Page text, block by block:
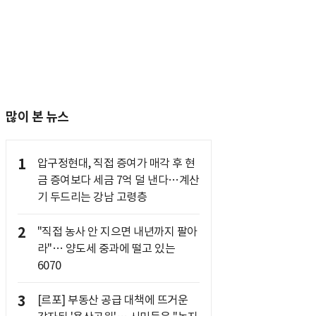
많이 본 뉴스
1
압구정현대, 직접 증여가 매각 후 현
금 증여보다 세금 7억 덜 낸다…계산
기 두드리는 강남 고령층
2
"직접 농사 안 지으면 내년까지 팔아
라"… 양도세 중과에 떨고 있는
6070
3
[르포] 부동산 공급 대책에 뜨거운